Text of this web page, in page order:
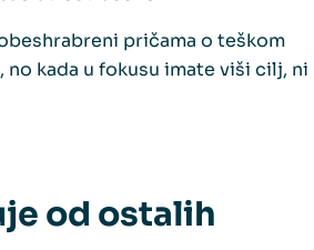
pričama o teškom
kada u fokusu imate viši cilj, ni
od ostalih